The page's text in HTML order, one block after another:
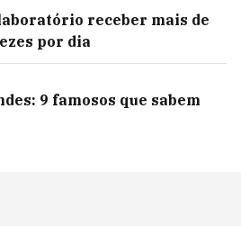
receber mais de
por dia
9 famosos que sabem